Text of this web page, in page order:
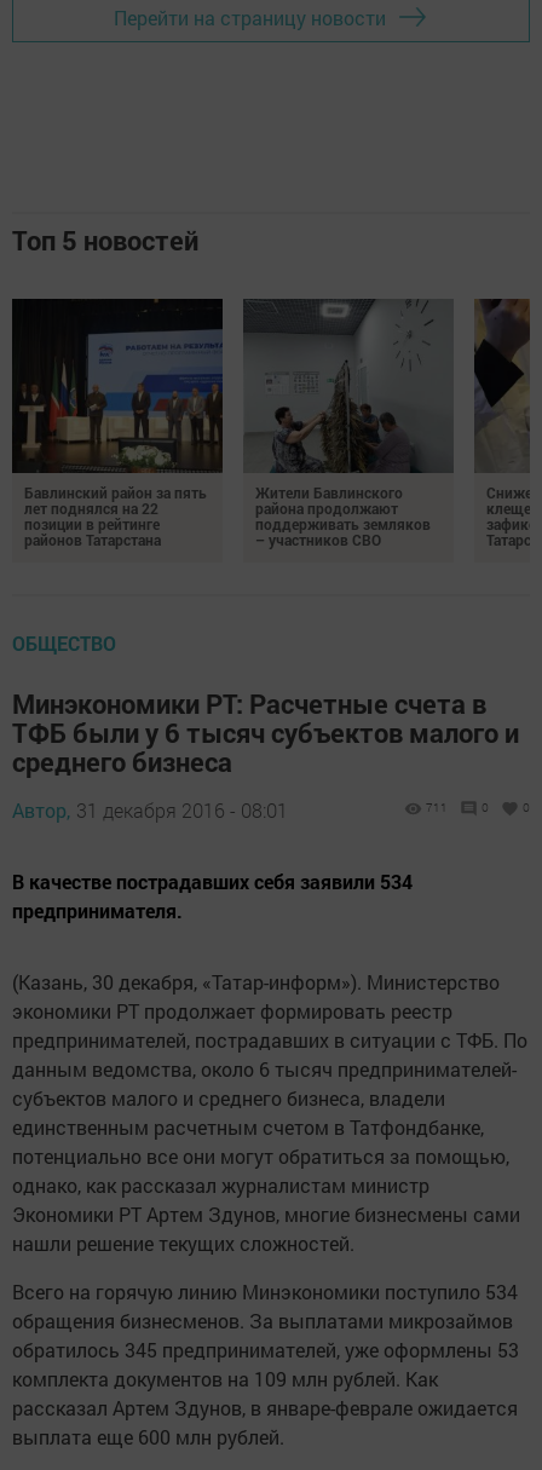
Перейти на страницу новости
Топ 5 новостей
Бавлинский район за пять
лет поднялся на 22
позиции в рейтинге
районов Татарстана
Жители Бавлинского
района продолжают
поддерживать земляков
– участников СВО
клещей
ОБЩЕСТВО
Минэкономики РТ: Расчетные счета в
ТФБ были у 6 тысяч субъектов малого и
среднего бизнеса
Автор, 31 декабря 2016 - 08:01 711 0 0
В качестве пострадавших себя заявили 534
предпринимателя.
(Казань, 30 декабря, «Татар-информ»). Министерство
экономики РТ продолжает формировать реестр
предпринимателей, пострадавших в ситуации с ТФБ. По
данным ведомства, около 6 тысяч предпринимателей-
субъектов малого и среднего бизнеса, владели
единственным расчетным счетом в Татфондбанке,
потенциально все они могут обратиться за помощью,
однако, как рассказал журналистам министр
Экономики РТ Артем Здунов, многие бизнесмены сами
нашли решение текущих сложностей.
Всего на горячую линию Минэкономики поступило 534
обращения бизнесменов. За выплатами микрозаймов
обратилось 345 предпринимателей, уже оформлены 53
комплекта документов на 109 млн рублей. Как
рассказал Артем Здунов, в январе-феврале ожидается
выплата еще 600 млн рублей.